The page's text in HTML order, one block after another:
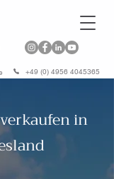
+49 (0) 4956 4045365
in